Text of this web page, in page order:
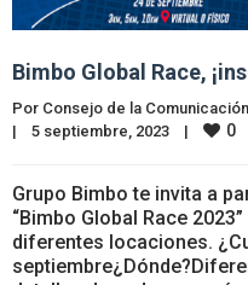
Bimbo Global Race,
Por Consejo de la Comunicación
|
5 septiembre, 2023 | 0
Grupo Bimbo te invita a
“Bimbo Global Race
diferentes locaciones.